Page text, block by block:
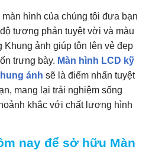
hình của chúng tôi đưa bạn
tương phản tuyệt vời và màu
Khung ảnh giúp tôn lên vẻ đẹp
trưng bày. Màn hình LCD kỹ
ảnh sẽ là điểm nhấn tuyệt
mang lại trải nghiệm sống
khắc với chất lượng hình
nay để sở hữu Màn